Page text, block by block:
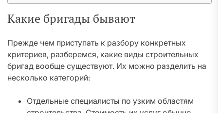
Какие бригады бывают
Прежде чем приступать к разбору конкретных
критериев, разберемся, какие виды строительных
бригад вообще существуют. Их можно разделить на
несколько категорий:
Отдельные специалисты по узким областям